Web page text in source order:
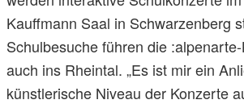
Kauffmann Saal in Schwarzenberg
Schulbesuche führen die
auch ins Rheintal. „Es ist mir ein
künstlerische Niveau der Konzerte